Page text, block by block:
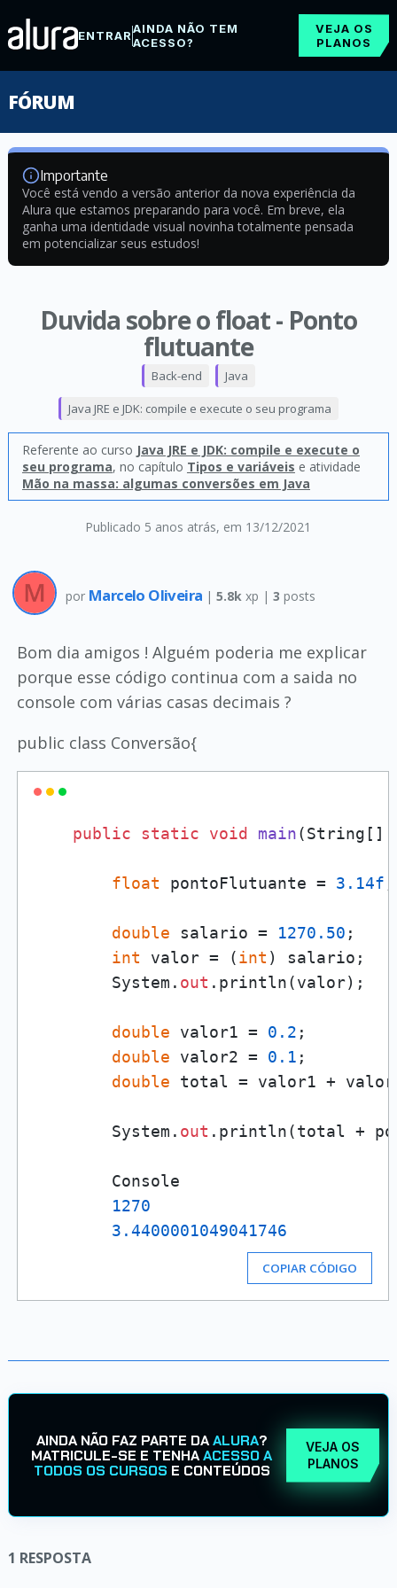
ENTRARAINDA NÃO TEM
ACESSO?
VEJA OS
PLANOS
FÓRUM
Importante
Você está vendo a versão anterior da nova experiência da
Alura que estamos preparando para você. Em breve, ela
ganha uma identidade visual novinha totalmente pensada
em potencializar seus estudos!
Duvida sobre o float - Ponto
flutuante
Publicado 5 anos atrás, em 13/12/2021
Back-end Java
Java JRE e JDK: compile e execute o seu programa
Referente ao curso Java JRE e JDK: compile e execute o
seu programa, no capítulo Tipos e variáveis e atividade
Mão na massa: algumas conversões em Java
por Marcelo Oliveira | 5.8k xp | 3 posts
Bom dia amigos ! Alguém poderia me explicar
porque esse código continua com a saida no
console com várias casas decimais ?
public class Conversão{
public static void main(String[]
float pontoFlutuante = 3.14f
double salario = 1270.50 ;
int valor = (int ) salario;
        System.
out .println(valor);
double valor1 = 0.2 ;
double valor2 = 0.1 ;
double total = valor1 +
        System.
out .println(total +
        Console
1270
3.4400001049041746
COPIAR CÓDIGO
AINDA NÃO FAZ PARTE DAALURA?
MATRICULE-SE E TENHAACESSO A
TODOS OS CURSOS E CONTEÚDOS
VEJA OS
PLANOS
1 RESPOSTA